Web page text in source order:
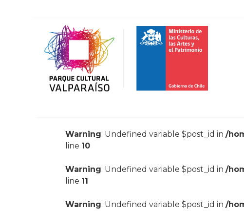
Warning: Undefined variable $post_id in/
line 10
Warning: Undefined variable $post_id in/
line 11
Warning: Undefined variable $post_id in/